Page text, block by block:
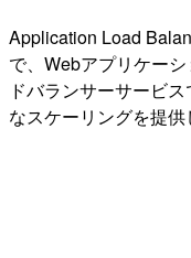
Application Load
で、Webアプリケー
ドバランサーサービ
なスケーリングを提供